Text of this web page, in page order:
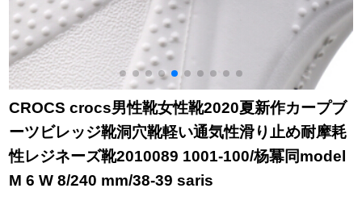
CROCS crocs男性靴女性靴2020夏新作カープブ
ーツビレッジ靴洞穴靴軽い通気性滑り止め耐摩耗
性レジネーズ靴2010089 1001-100/杨冪同model
M 6 W 8/240 mm/38-39 saris